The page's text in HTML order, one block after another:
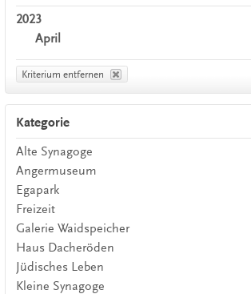
2023
April
Kriterium entfernen
Kategorie
Alte Synagoge
Angermuseum
Egapark
Freizeit
Galerie Waidspeicher
Haus Dacheröden
Jüdisches Leben
Kleine Synagoge